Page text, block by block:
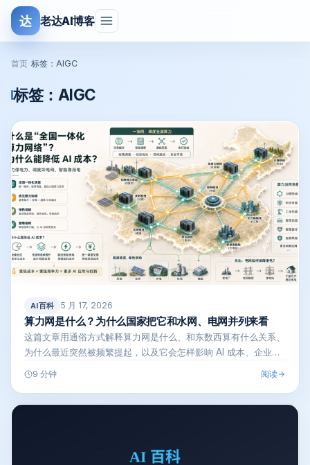
达 老达AI博客
首页 标签：AIGC
标签： AIGC
AI百科 5 月 17, 2026
算力网是什么？为什么国家把它和水网、电网并列来看
这篇文章用通俗方式解释算力网是什么、和东数西算有什么关系、
为什么最近突然被频繁提起，以及它会怎样影响 AI 成本、企业上
9 分钟 阅读